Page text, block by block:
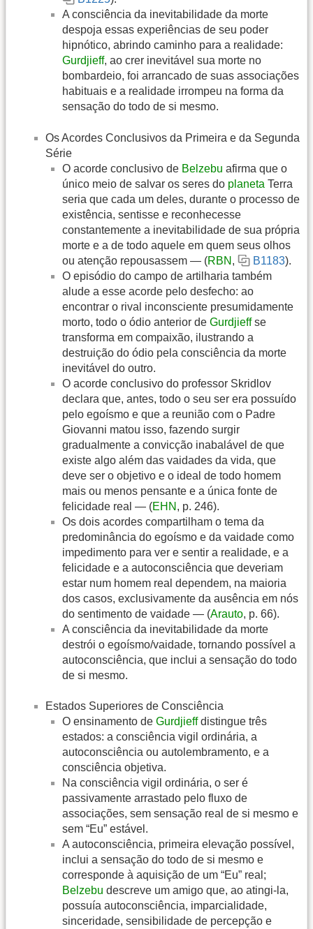
A consciência da inevitabilidade da morte
despoja essas experiências de seu poder
hipnótico, abrindo caminho para a realidade:
Gurdjieff, ao crer inevitável sua morte no
bombardeio, foi arrancado de suas associações
habituais e a realidade irrompeu na forma da
sensação do todo de si mesmo.
Os Acordes Conclusivos da Primeira e da Segunda
Série
O acorde conclusivo de Belzebu afirma que o
único meio de salvar os seres do planeta Terra
seria que cada um deles, durante o processo de
existência, sentisse e reconhecesse
constantemente a inevitabilidade de sua própria
morte e a de todo aquele em quem seus olhos
ou atenção repousassem — (RBN , B1183).
O episódio do campo de artilharia também
alude a esse acorde pelo desfecho: ao
encontrar o rival inconsciente presumidamente
morto, todo o ódio anterior de Gurdjieffse
transforma em compaixão, ilustrando a
destruição do ódio pela consciência da morte
inevitável do outro.
O acorde conclusivo do professor Skridlov
declara que, antes, todo o seu ser era possuído
pelo egoísmo e que a reunião com o Padre
Giovanni matou isso, fazendo surgir
gradualmente a convicção inabalável de que
existe algo além das vaidades da vida, que
deve ser o objetivo e o ideal de todo homem
mais ou menos pensante e a única fonte de
felicidade real — (EHN , p. 246).
Os dois acordes compartilham o tema da
predominância do egoísmo e da vaidade como
impedimento para ver e sentir a realidade, e a
felicidade e a autoconsciência que deveriam
estar num homem real dependem, na maioria
dos casos, exclusivamente da ausência em nós
do sentimento de vaidade — (Arauto, p. 66).
A consciência da inevitabilidade da morte
destrói o egoísmo/vaidade, tornando possível a
autoconsciência, que inclui a sensação do todo
de si mesmo.
Estados Superiores de Consciência
O ensinamento de Gurdjieffdistingue três
estados: a consciência vigil ordinária, a
autoconsciência ou autolembramento, e a
consciência objetiva.
Na consciência vigil ordinária, o ser é
passivamente arrastado pelo fluxo de
associações, sem sensação real de si mesmo e
sem “Eu” estável.
A autoconsciência, primeira elevação possível,
inclui a sensação do todo de si mesmo e
corresponde à aquisição de um “Eu” real;
Belzebu descreve um amigo que, ao atingi-la,
possuía autoconsciência, imparcialidade,
sinceridade, sensibilidade de percepção e